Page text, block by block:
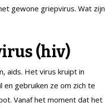
gewone griepvirus. Wat zijn
(hiv)
aids. Het virus kruipt in
en gebruiken ze om zich te
Vanaf het moment dat het